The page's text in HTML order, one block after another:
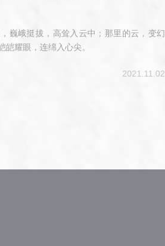
巍峨挺拔，高耸入云中；那里的云，变幻
耀眼，连绵入心尖。
2021.11.02